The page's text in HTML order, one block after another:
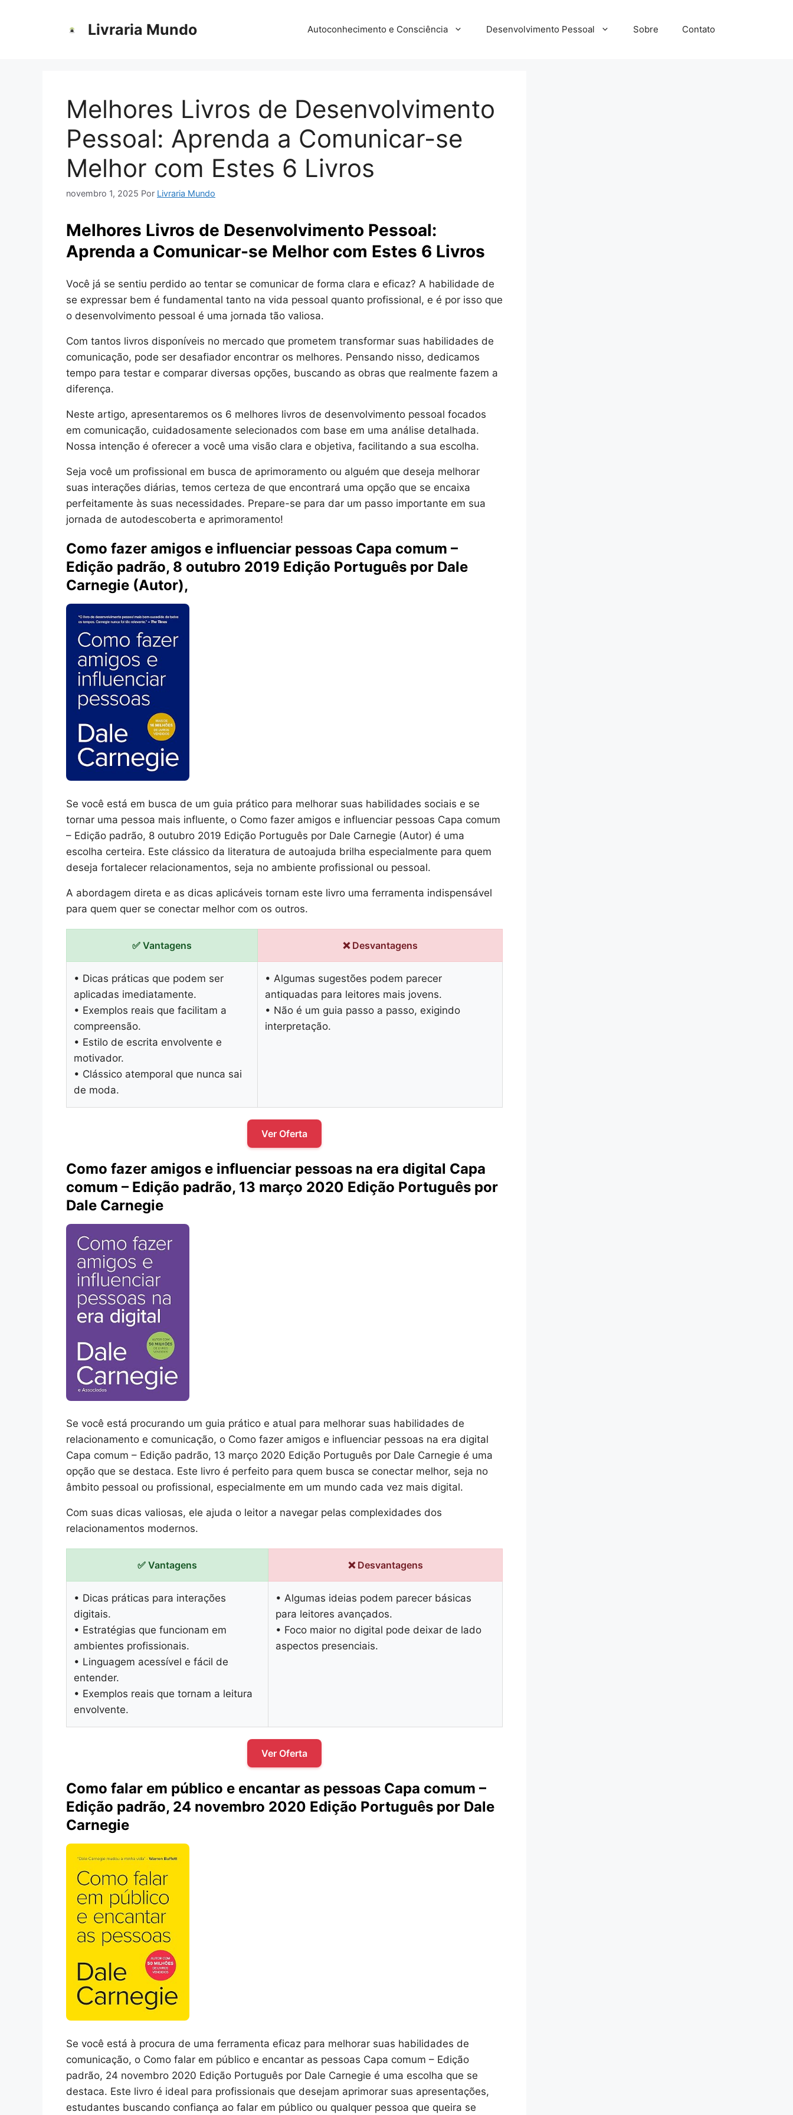
Livraria Mundo Autoconhecimento e Consciência Desenvolvimento Pessoal Sobre Contato
Melhores Livros de Desenvolvimento
Pessoal: Aprenda a Comunicar-se
Melhor com Estes 6 Livros
novembro 1, 2025 Por Livraria Mundo
Melhores Livros de Desenvolvimento Pessoal:
Aprenda a Comunicar-se Melhor com Estes 6 Livros
Você já se sentiu perdido ao tentar se comunicar de forma clara e eficaz? A habilidade de
se expressar bem é fundamental tanto na vida pessoal quanto profissional, e é por isso que
o desenvolvimento pessoal é uma jornada tão valiosa.
Com tantos livros disponíveis no mercado que prometem transformar suas habilidades de
comunicação, pode ser desafiador encontrar os melhores. Pensando nisso, dedicamos
tempo para testar e comparar diversas opções, buscando as obras que realmente fazem a
diferença.
Neste artigo, apresentaremos os 6 melhores livros de desenvolvimento pessoal focados
em comunicação, cuidadosamente selecionados com base em uma análise detalhada.
Nossa intenção é oferecer a você uma visão clara e objetiva, facilitando a sua escolha.
Seja você um profissional em busca de aprimoramento ou alguém que deseja melhorar
suas interações diárias, temos certeza de que encontrará uma opção que se encaixa
perfeitamente às suas necessidades. Prepare-se para dar um passo importante em sua
jornada de autodescoberta e aprimoramento!
Como fazer amigos e influenciar pessoas Capa comum –
Edição padrão, 8 outubro 2019 Edição Português por Dale
Carnegie (Autor),
Se você está em busca de um guia prático para melhorar suas habilidades sociais e se
tornar uma pessoa mais influente, o Como fazer amigos e influenciar pessoas Capa comum
– Edição padrão, 8 outubro 2019 Edição Português por Dale Carnegie (Autor) é uma
escolha certeira. Este clássico da literatura de autoajuda brilha especialmente para quem
deseja fortalecer relacionamentos, seja no ambiente profissional ou pessoal.
A abordagem direta e as dicas aplicáveis tornam este livro uma ferramenta indispensável
para quem quer se conectar melhor com os outros.
✅ Vantagens ❌ Desvantagens
• Dicas práticas que podem ser
aplicadas imediatamente.
• Exemplos reais que facilitam a
compreensão.
• Estilo de escrita envolvente e
motivador.
• Clássico atemporal que nunca sai
de moda.
• Algumas sugestões podem parecer
antiquadas para leitores mais jovens.
• Não é um guia passo a passo, exigindo
interpretação.
Ver Oferta
Como fazer amigos e influenciar pessoas na era digital Capa
comum – Edição padrão, 13 março 2020 Edição Português por
Dale Carnegie
Se você está procurando um guia prático e atual para melhorar suas habilidades de
relacionamento e comunicação, o Como fazer amigos e influenciar pessoas na era digital
Capa comum – Edição padrão, 13 março 2020 Edição Português por Dale Carnegie é uma
opção que se destaca. Este livro é perfeito para quem busca se conectar melhor, seja no
âmbito pessoal ou profissional, especialmente em um mundo cada vez mais digital.
Com suas dicas valiosas, ele ajuda o leitor a navegar pelas complexidades dos
relacionamentos modernos.
✅ Vantagens ❌ Desvantagens
• Dicas práticas para interações
digitais.
• Estratégias que funcionam em
ambientes profissionais.
• Linguagem acessível e fácil de
entender.
• Exemplos reais que tornam a leitura
envolvente.
• Algumas ideias podem parecer básicas
para leitores avançados.
• Foco maior no digital pode deixar de lado
aspectos presenciais.
Ver Oferta
Como falar em público e encantar as pessoas Capa comum –
Edição padrão, 24 novembro 2020 Edição Português por Dale
Carnegie
Se você está à procura de uma ferramenta eficaz para melhorar suas habilidades de
comunicação, o Como falar em público e encantar as pessoas Capa comum – Edição
padrão, 24 novembro 2020 Edição Português por Dale Carnegie é uma escolha que se
destaca. Este livro é ideal para profissionais que desejam aprimorar suas apresentações,
estudantes buscando confiança ao falar em público ou qualquer pessoa que queira se